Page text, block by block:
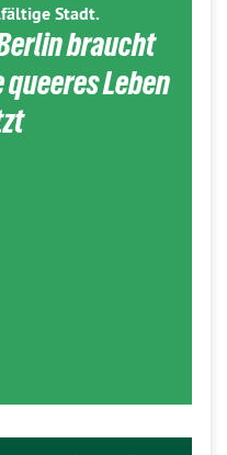
Stadt.
braucht
Leben